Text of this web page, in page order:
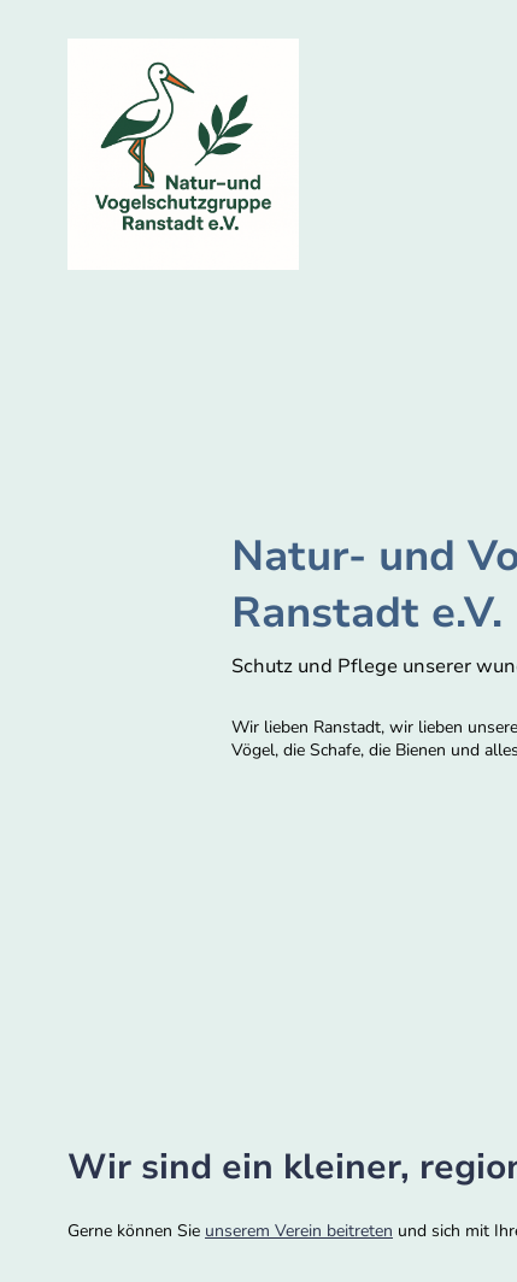
Natur- und
Ranstadt e.V.
Schutz und Pflege unserer
Wir lieben Ranstadt, wir lieben
Vögel, die Schafe, die Bienen und
Wir sind ein kleiner,
Gerne können Sie unserem Verein beitreten und sich mit